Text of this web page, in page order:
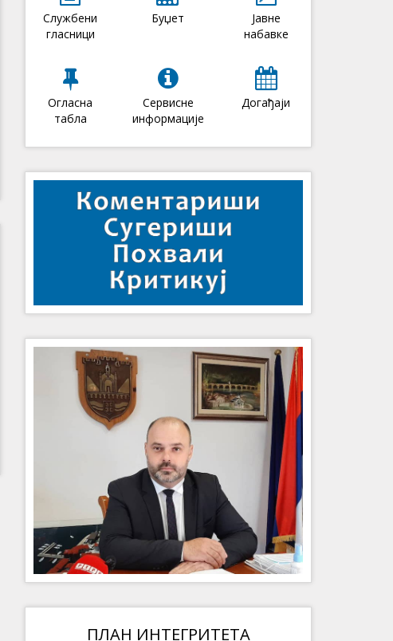
Службени
гласници
Буџет
Јавне
набавке
Огласна
табла
Сервисне
информације
Догађаји
ПЛАН ИНТЕГРИТЕТА